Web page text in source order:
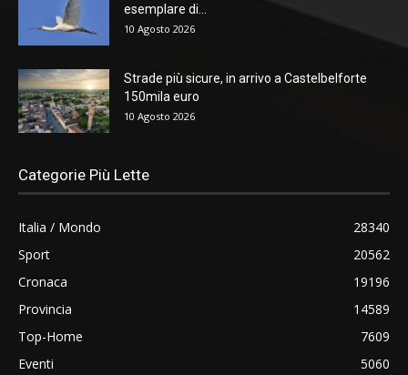
esemplare di...
10 Agosto 2026
Strade più sicure, in arrivo a Castelbelforte
150mila euro
10 Agosto 2026
Categorie Più Lette
Italia / Mondo
28340
Sport
20562
Cronaca
19196
Provincia
14589
Top-Home
7609
Eventi
5060